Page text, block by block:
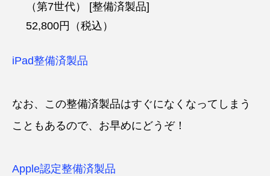
（第7世代） [整備済製品]
52,800円（税込）
iPad整備済製品
なお、この整備済製品はすぐになくなってしまう
こともあるので、お早めにどうぞ！
Apple認定整備済製品